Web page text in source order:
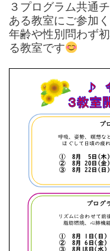
３プログラム共通
ある教室にご参加く
年齢や性別問わず
る教室です